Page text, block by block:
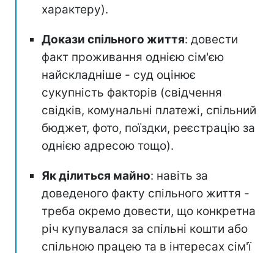
характеру).
Докази спільного життя: довести
факт проживання однією сім'єю
найскладніше - суд оцінює
сукупність факторів (свідчення
свідків, комунальні платежі, спільний
бюджет, фото, поїздки, реєстрацію за
однією адресою тощо).
Як ділиться майно: навіть за
доведеного факту спільного життя -
треба окремо довести, що конкретна
річ купувалася за спільні кошти або
спільною працею та в інтересах сім'ї